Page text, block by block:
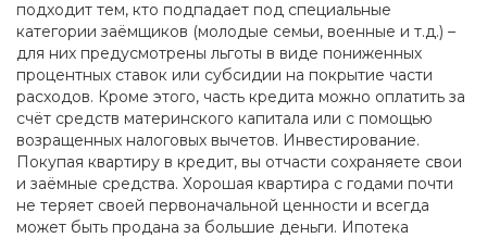
подходит тем, кто подпадает под специальные
категории заёмщиков (молодые семьи, военные и т.д.) –
для них предусмотрены льготы в виде пониженных
процентных ставок или субсидии на покрытие части
расходов. Кроме этого, часть кредита можно оплатить за
счёт средств материнского капитала или с помощью
возращенных налоговых вычетов. Инвестирование.
Покупая квартиру в кредит, вы отчасти сохраняете свои
и заёмные средства. Хорошая квартира с годами почти
не теряет своей первоначальной ценности и всегда
может быть продана за большие деньги. Ипотека